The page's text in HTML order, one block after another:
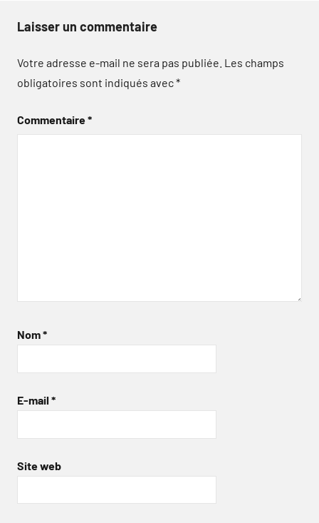
Laisser un commentaire
Votre adresse e-mail ne sera pas publiée. Les champs
obligatoires sont indiqués avec*
Commentaire*
Nom*
E-mail *
Site web